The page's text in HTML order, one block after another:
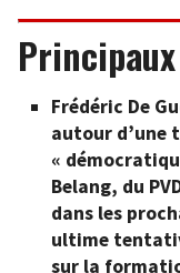
Frédéric De
autour d’une
«
Belang, du
dans les
ultime
sur la